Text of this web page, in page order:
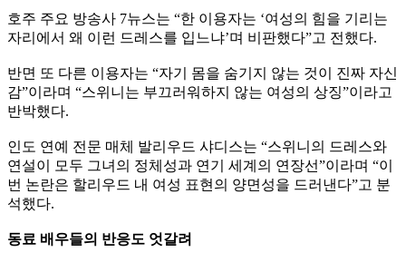
호주 주요 방송사 7뉴스는 “한 이용자는 ‘여성의 힘을 기리는
자리에서 왜 이런 드레스를 입느냐’며 비판했다”고 전했다.
반면 또 다른 이용자는 “자기 몸을 숨기지 않는 것이 진짜 자신
감”이라며 “스위니는 부끄러워하지 않는 여성의 상징”이라고
반박했다.
인도 연예 전문 매체 발리우드 샤디스는 “스위니의 드레스와
연설이 모두 그녀의 정체성과 연기 세계의 연장선”이라며 “이
번 논란은 할리우드 내 여성 표현의 양면성을 드러낸다”고 분
석했다.
동료 배우들의 반응도 엇갈려